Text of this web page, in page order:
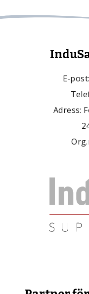
E-post:
Adress: